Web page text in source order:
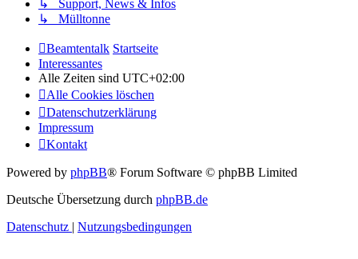
↳ Support, News & Infos
↳ Mülltonne
Beamtentalk Startseite
Interessantes
Alle Zeiten sind UTC+02:00
Alle Cookies löschen
Datenschutzerklärung
Impressum
Kontakt
Powered by phpBB® Forum Software © phpBB Limited
Deutsche Übersetzung durch phpBB.de
Datenschutz | Nutzungsbedingungen